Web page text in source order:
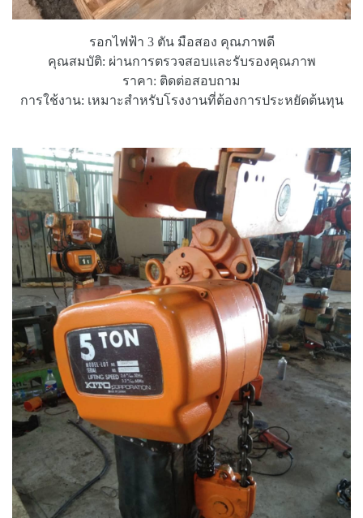
รอกไฟฟ้า 3 ตัน มือสอง คุณภาพดี
คุณสมบัติ: ผ่านการตรวจสอบและรับรองคุณภาพ
ราคา: ติดต่อสอบถาม
การใช้งาน: เหมาะสำหรับโรงงานที่ต้องการประหยัดต้นทุน